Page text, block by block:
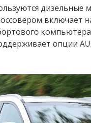
дизельные
включает
опции